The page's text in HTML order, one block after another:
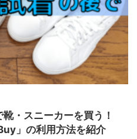
・スニーカーを買う！
」の利用方法を紹介